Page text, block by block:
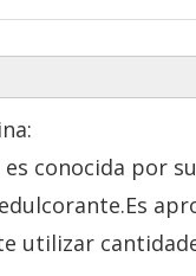
conocida por
utilizar